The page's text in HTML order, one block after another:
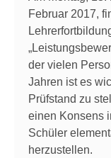
Februar 2017,
der vielen
Jahren ist es
Prüfstand zu
einen Konsens
Schüler
herzustellen.